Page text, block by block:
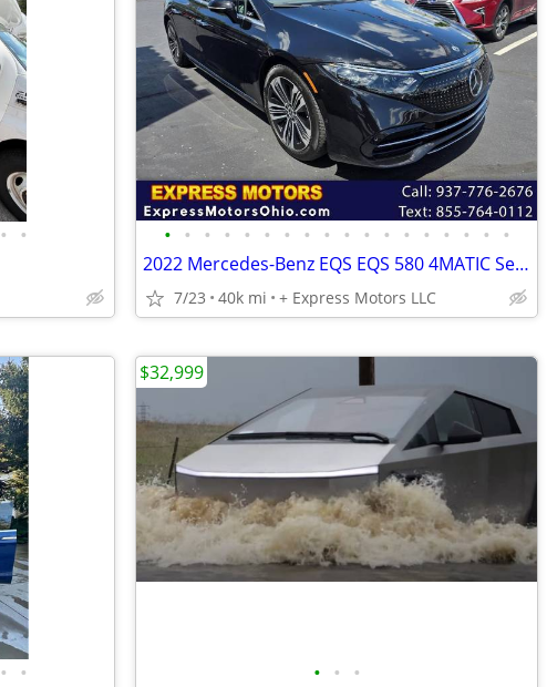
• • • • • • • • • • • • • • • • • • • •
2022 Mercedes-Benz EQS EQS 580 4MATIC Sedan GUARANTEE APPROVAL!!
7/23 40k mi + Express Motors LLC
• • • • •
$32,999